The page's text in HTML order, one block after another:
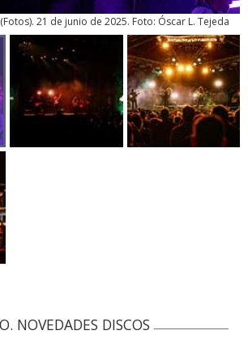
(Fotos). 21 de junio de 2025. Foto: Óscar L. Tejeda
NOVEDADES DISCOS